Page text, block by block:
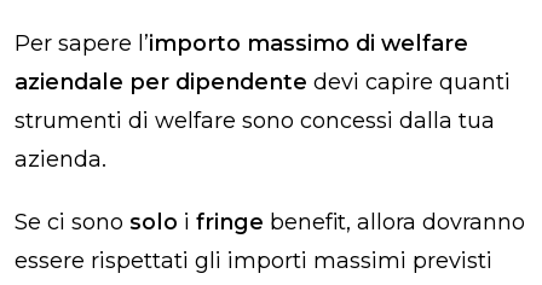
Per sapere l’importo massimo di welfare
aziendale per dipendente devi capire quanti
strumenti di welfare sono concessi dalla tua
azienda.
Se ci sono solo i fringe benefit, allora dovranno
essere rispettati gli importi massimi previsti